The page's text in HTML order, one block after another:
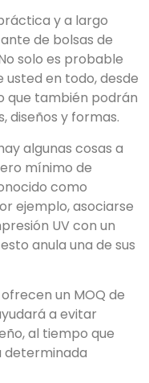
y a largo
de bolsas de
solo es probable
usted en todo, desde
que también podrán
diseños y formas.
algunas cosas a
mínimo de
como
ejemplo, asociarse
UV con un
anula una de sus
un MOQ de
a evitar
al tiempo que
determinada